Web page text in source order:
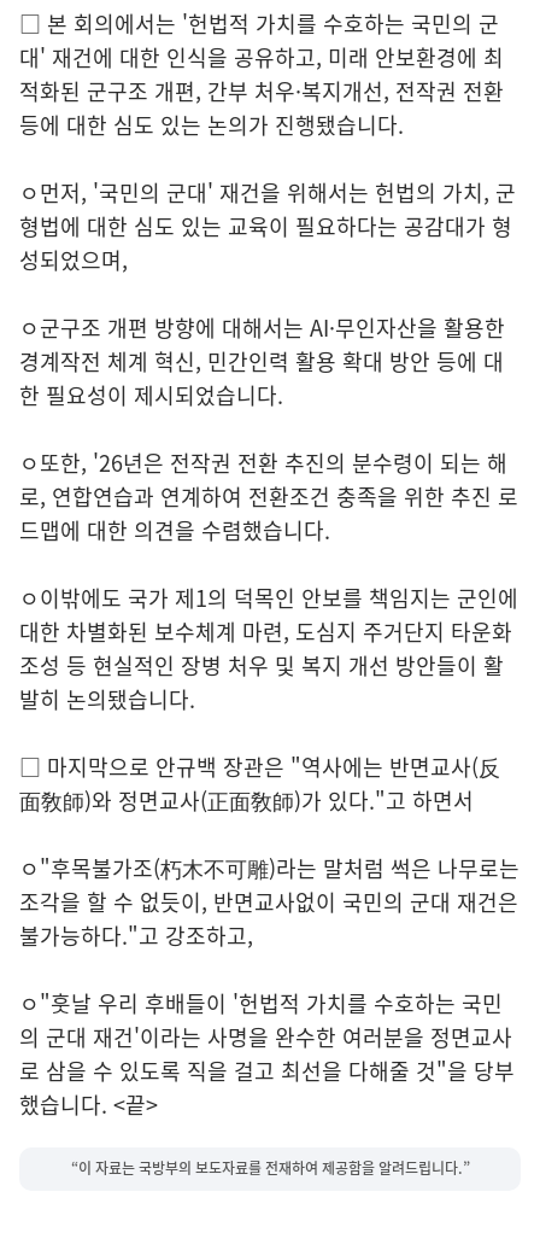
□ 본 회의에서는 '헌법적 가치를 수호하는 국민의 군
대' 재건에 대한 인식을 공유하고, 미래 안보환경에 최
적화된 군구조 개편, 간부 처우·복지개선, 전작권 전환
등에 대한 심도 있는 논의가 진행됐습니다.
ㅇ먼저, '국민의 군대' 재건을 위해서는 헌법의 가치, 군
형법에 대한 심도 있는 교육이 필요하다는 공감대가 형
성되었으며,
ㅇ군구조 개편 방향에 대해서는 AI·무인자산을 활용한
경계작전 체계 혁신, 민간인력 활용 확대 방안 등에 대
한 필요성이 제시되었습니다.
ㅇ또한, '26년은 전작권 전환 추진의 분수령이 되는 해
로, 연합연습과 연계하여 전환조건 충족을 위한 추진 로
드맵에 대한 의견을 수렴했습니다.
ㅇ이밖에도 국가 제1의 덕목인 안보를 책임지는 군인에
대한 차별화된 보수체계 마련, 도심지 주거단지 타운화
조성 등 현실적인 장병 처우 및 복지 개선 방안들이 활
발히 논의됐습니다.
□ 마지막으로 안규백 장관은 "역사에는 반면교사(反
面敎師)와 정면교사(正面敎師)가 있다."고 하면서
ㅇ"후목불가조(朽木不可雕)라는 말처럼 썩은 나무로는
조각을 할 수 없듯이, 반면교사없이 국민의 군대 재건은
불가능하다."고 강조하고,
ㅇ"훗날 우리 후배들이 '헌법적 가치를 수호하는 국민
의 군대 재건'이라는 사명을 완수한 여러분을 정면교사
로 삼을 수 있도록 직을 걸고 최선을 다해줄 것"을 당부
했습니다. <끝>
“이 자료는 국방부의 보도자료를 전재하여 제공함을 알려드립니다.”